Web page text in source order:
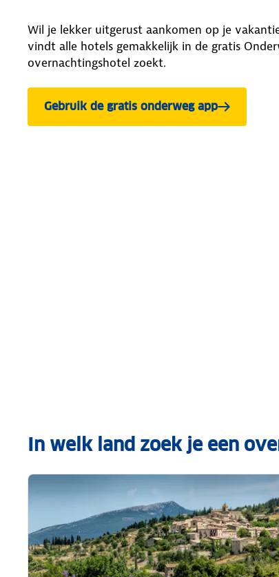
Wil je lekker uitgerust aankomen op je
vindt alle hotels gemakkelijk in de gratis
overnachtingshotel zoekt.
Gebruik de gratis onderweg app
In welk land zoek je een